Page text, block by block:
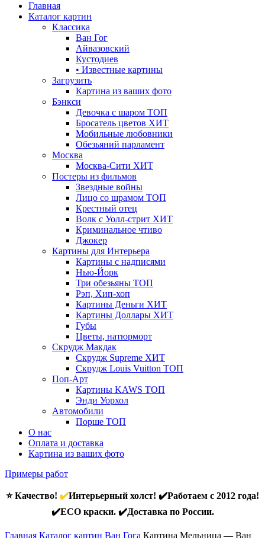
Главная
Каталог картин
Классика
Ван Гог
Айвазовский
Кустодиев
• Известные картины
Загрузить
Картина из ваших фото
Бэнкси
Девочка с шаром ТОП
Бросатель цветов ХИТ
Мобильные любовники
Обезьяний парламент
Москва
Москва-Сити ХИТ
Постеры из фильмов
Звездные войны
Лицо со шрамом ТОП
Крестный отец
Волк с Уолл-стрит ХИТ
Криминальное чтиво
Джокер
Картины для Интерьера
Картины с надписями
Нью-Йорк
Три обезьяны ТОП
Рэп, Хип-хоп
Картины Деньги ХИТ
Картины Доллары ХИТ
Губы
Цветы, натюрморт
Скрудж Макдак
Скрудж Supreme ХИТ
Скрудж Louis Vuitton ТОП
Поп-Арт
Картины KAWS ТОП
Энди Уорхол
Автомобили
Порше ТОП
О нас
Оплата и доставка
Картина из ваших фото
Примеры работ
⭐ Качество! ✔️Интерьерный холст! ✔️Работаем с 2012 года!
✔️ECO краски. ✔️Доставка по России.
Главная Каталог картин Ван Гога Картина Мельница — Ван